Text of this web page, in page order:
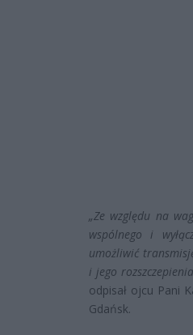
„Ze względu na
wspólnego i
umożliwić
i jego
odpisał ojcu Pani
Gdańsk.